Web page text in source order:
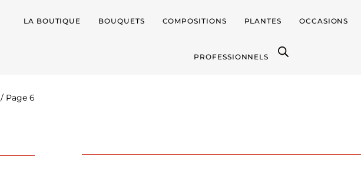
LA BOUTIQUE BOUQUETS COMPOSITIONS PLANTES OCCASIONS
PROFESSIONNELS
/ Page 6